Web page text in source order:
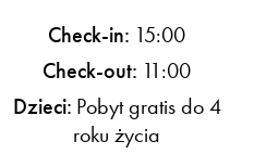
Check-in: 15:00
Check-out: 11:00
Dzieci: Pobyt gratis do 4
roku życia